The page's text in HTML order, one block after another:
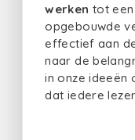
werken tot
opgebouwde
effectief aan
naar de
in onze ideeën
dat iedere